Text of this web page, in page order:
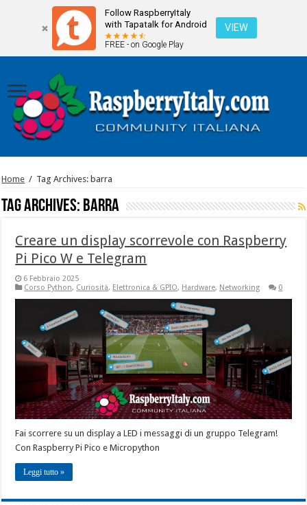
Follow RaspberryItaly
with Tapatalk for Android
FREE - on Google Play
VIEW
Home / Tag Archives: barra
Tag Archives: barra
Creare un display scorrevole con Raspberry
Pi Pico W e Telegram
6 Febbraio 2025
Corso Python, Curiosità, Elettronica & GPIO, Hardware, Networking 0
Fai scorrere su un display a LED i messaggi di un gruppo Telegram!
Con Raspberry Pi Pico e Micropython
Leggi tutto »